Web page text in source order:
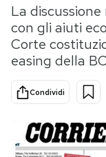
Tecnologia
Internet
Scienza
Cultura
Economia
La
con gli aiuti
Corte
easing della
Condividi